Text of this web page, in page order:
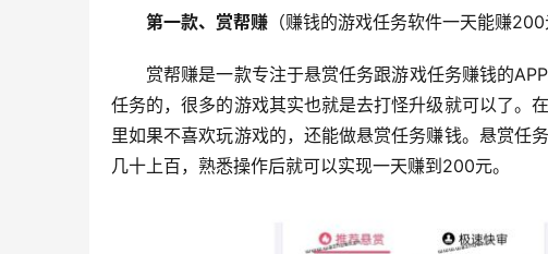
第一款、赏帮赚 （赚钱的游戏任务软件一天能赚200
赏帮赚是一款专注于悬赏任务跟游戏任务赚钱的
任务的，很多的游戏其实也就是去打怪升级就可以了。
里如果不喜欢玩游戏的，还能做悬赏任务赚钱。悬赏任
几十上百，熟悉操作后就可以实现一天赚到200元。